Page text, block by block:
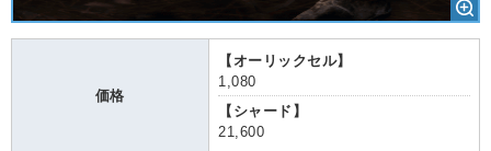
価格
【オーリックセル】
1,080
【シャード】
21,600